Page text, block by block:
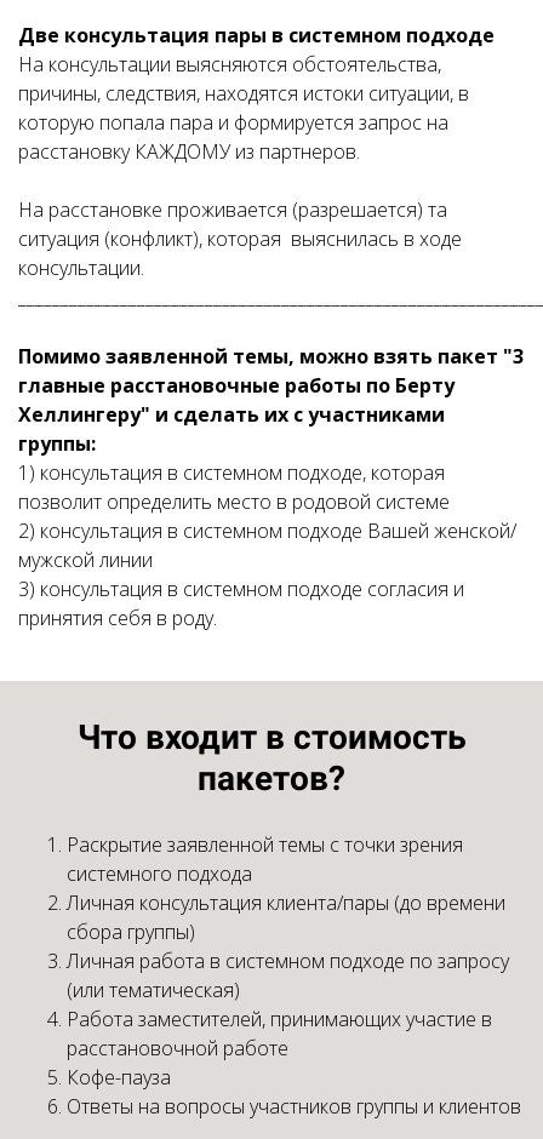
Две консультация пары в системном подходе
На консультации выясняются обстоятельства,
причины, следствия, находятся истоки ситуации, в
которую попала пара и формируется запрос на
расстановку КАЖДОМУ из партнеров.
На расстановке проживается (разрешается) та
ситуация (конфликт), которая выяснилась в ходе
консультации.
Помимо заявленной темы, можно взять пакет "3
главные расстановочные работы по Берту
Хеллингеру" и сделать их с участниками
группы:
1) консультация в системном подходе, которая
позволит определить место в родовой системе
2) консультация в системном подходе Вашей женской/
мужской линии
3) консультация в системном подходе согласия и
принятия себя в роду.
Что входит в стоимость
пакетов?
Раскрытие заявленной темы с точки зрения
системного подхода
Личная консультация клиента/пары (до времени
сбора группы)
Личная работа в системном подходе по запросу
(или тематическая)
Работа заместителей, принимающих участие в
расстановочной работе
Кофе-пауза
Ответы на вопросы участников группы и клиентов